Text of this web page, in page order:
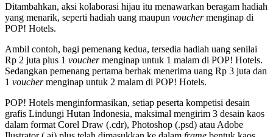
Ditambahkan, aksi kolaborasi hijau itu menawarkan beragam hadiah
yang menarik, seperti hadiah uang maupun vouchermenginap di
POP! Hotels.
Ambil contoh, bagi pemenang kedua, tersedia hadiah uang senilai
Rp 2 juta plus 1 vouchermenginap untuk 1 malam di POP! Hotels.
Sedangkan pemenang pertama berhak menerima uang Rp 3 juta dan
1 vouchermenginap untuk 2 malam di POP! Hotels.
POP! Hotels menginformasikan, setiap peserta kompetisi desain
grafis Lindungi Hutan Indonesia, maksimal mengirim 3 desain kaos
dalam format Corel Draw (.cdr), Photoshop (.psd) atau Adobe